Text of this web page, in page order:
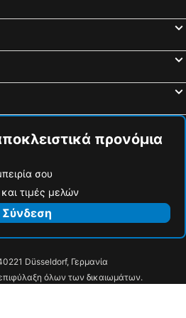
Roses Beach Hotel
Acqua Vatos Paros Hotel
Hotel Camara
Apollon Boutique Hotel
Iliovasilema
Magoo Suites
Carmel
Ragoussis
Anchorage Paros Private Beach Retreat
προνόμια
σου
τιμές μελών
Σύνδεση
Düsseldorf, Γερμανία
όλων των δικαιωμάτων.